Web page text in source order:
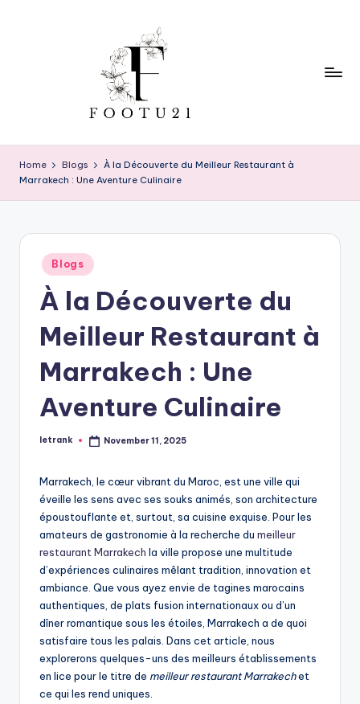
o
o
Home Blogs
À la Découverte du Meilleur Restaurant à
Marrakech : Une Aventure Culinaire
Posted
in
Blogs
À la Découverte du
Meilleur Restaurant à
Marrakech : Une
Aventure Culinaire
Posted
letrank November 11, 2025
Marrakech, le cœur vibrant du Maroc, est une ville qui
éveille les sens avec ses souks animés, son architecture
époustouflante et, surtout, sa cuisine exquise. Pour les
amateurs de gastronomie à la recherche du meilleur
restaurant Marrakech la ville propose une multitude
d’expériences culinaires mêlant tradition, innovation et
ambiance. Que vous ayez envie de tagines marocains
authentiques, de plats fusion internationaux ou d’un
dîner romantique sous les étoiles, Marrakech a de quoi
satisfaire tous les palais. Dans cet article, nous
explorerons quelques-uns des meilleurs établissements
en lice pour le titre de meilleur restaurant Marrakechet
ce qui les rend uniques.